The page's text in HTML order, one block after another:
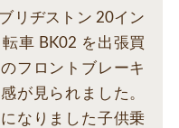
リヂストン 20イン
車 BK02 を出張買
フロントブレーキ
が見られました。
なりました子供乗